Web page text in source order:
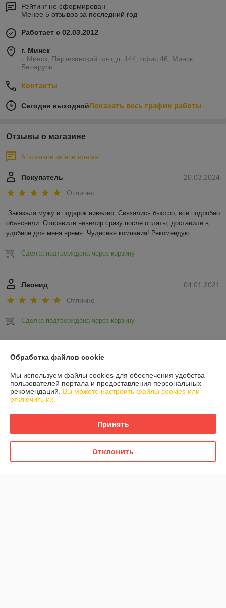
Рейтинг не сформирован
Менее 5 отзывов за последний год
Работает с 02.03.2012
г. Минск
г. Минск, Партизанский пр-т, д. 144, офис 46, Минск,
Беларусь
Контакты
Сегодня выходнойПоказать весь график работы
Отзывы о магазине
6 отзывов за всё время
20.03.2024
Покупатель
Отлично
Заказала мужу в подарок нивелир. Связались быстро, всё подробно
объяснили. Отправили нивелир сразу после оплаты, доставили в
удобное для меня время. Чудесная компания! Рекомендую.
Сделка подтверждена через корзину
04.01.2021
Леонид
Отлично
Сделка подтверждена через корзину
О нас
Контакты
Обработка файлов cookie
Мы используем файлы cookies для обеспечения удобства
пользователей портала и предоставления персональных
рекомендаций. Вы можете настроить файлы cookies или
отключить их.
Принять
Отклонить